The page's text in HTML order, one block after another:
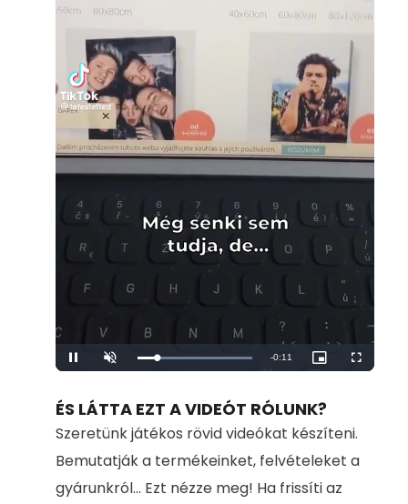
Pause Unmute Loaded:
100.00%
Remaining
-0:11
Picture-
in-
Fullscreen
ÉS LÁTTA EZT A VIDEÓT RÓLUNK?
Szeretünk játékos rövid videókat készíteni.
Bemutatják a termékeinket, felvételeket a
gyárunkról... Ezt nézze meg! Ha frissíti az